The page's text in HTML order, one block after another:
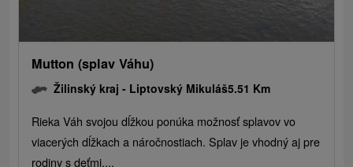
Mutton (splav Váhu)
Žilinský kraj - Liptovský Mikuláš5.51 Km
Rieka Váh svojou dĺžkou ponúka možnosť splavov vo
viacerých dĺžkach a náročnostiach. Splav je vhodný aj pre
rodiny s deťmi....